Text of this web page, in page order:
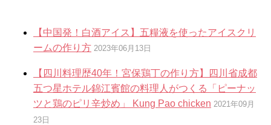
【中国発！白酒アイス】五糧液を使ったアイスクリ
ームの作り方 2023年06月13日
【四川料理歴40年！宮保鶏丁の作り方】四川省成都
五つ星ホテル錦江賓館の料理人がつくる「ピーナッ
ツと鶏のピリ辛炒め」 Kung Pao chicken 2021年09月
23日